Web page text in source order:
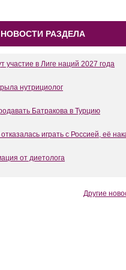
РАЗДЕЛА
в Лиге наций 2027 года
нутрициолог
Батракова в Турцию
играть с Россией, её
от диетолога
Другие